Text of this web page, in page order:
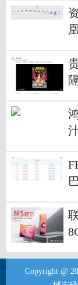
Copyright @